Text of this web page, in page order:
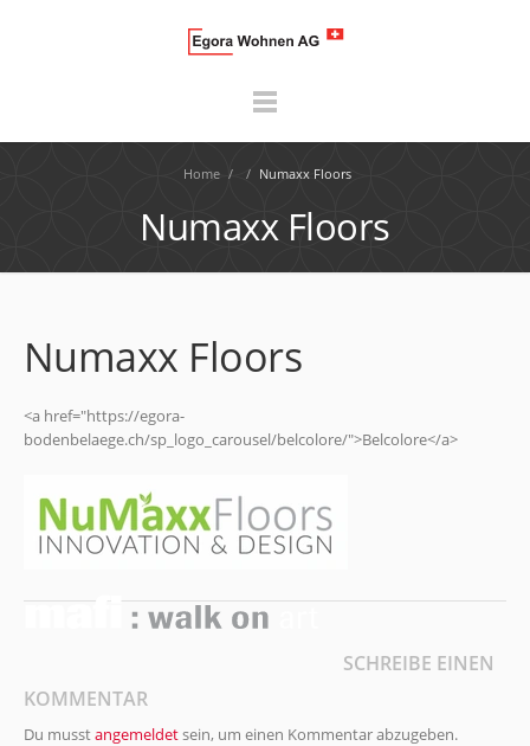
Home / / Numaxx Floors
Numaxx Floors
Numaxx Floors
<a href="https://egora-
bodenbelaege.ch/sp_logo_carousel/belcolore/">Belcolore</a>
SCHREIBE EINEN
KOMMENTAR
Du musstangemeldetsein, um einen Kommentar abzugeben.